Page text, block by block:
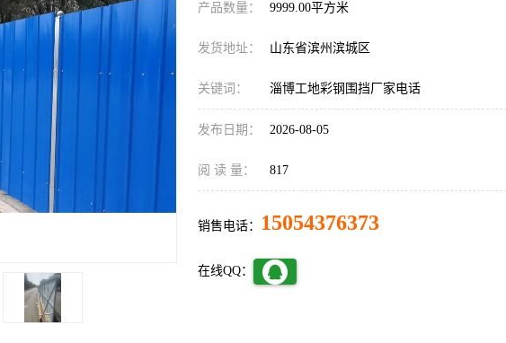
产品数量： 9999.00平方米
发货地址： 山东省滨州滨城区
关键词： 淄博工地彩钢围挡厂家电话
发布日期： 2026-08-05
阅 读 量： 817
销售电话： 15054376373
在线QQ：